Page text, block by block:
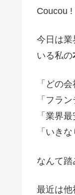
Coucou !
今日は業
いる私の
「どの
「フラ
「業界
「いき
なんて踏
最近は他